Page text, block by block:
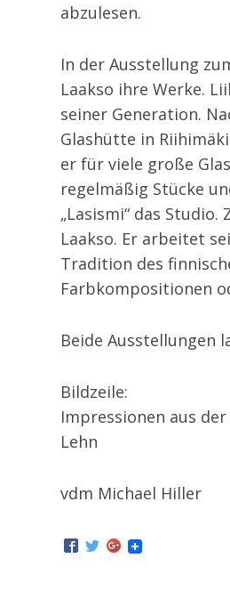
abzulesen.
In der Ausstellung
Laakso ihre Werke.
seiner Generation.
Glashütte in
er für viele große
regelmäßig Stücke
„Lasismi“ das
Laakso. Er arbeitet
Tradition des
Farbkompositionen
Beide Ausstellungen
Bildzeile:
Impressionen aus
Lehn
vdm Michael Hiller